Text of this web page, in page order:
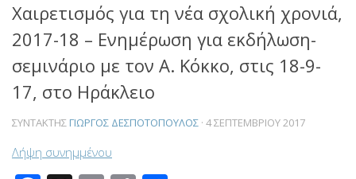
Χαιρετισμός για τη νέα σχολική χρονιά,
2017-18 – Ενημέρωση για εκδήλωση-
σεμινάριο με τον Α. Κόκκο, στις 18-9-
17, στο Ηράκλειο
ΣΥΝΤΆΚΤΗΣ ΓΙΏΡΓΟΣ ΔΕΣΠΟΤΌΠΟΥΛΟΣ · 4 ΣΕΠΤΕΜΒΡΊΟΥ 2017
Λήψη συνημμένου